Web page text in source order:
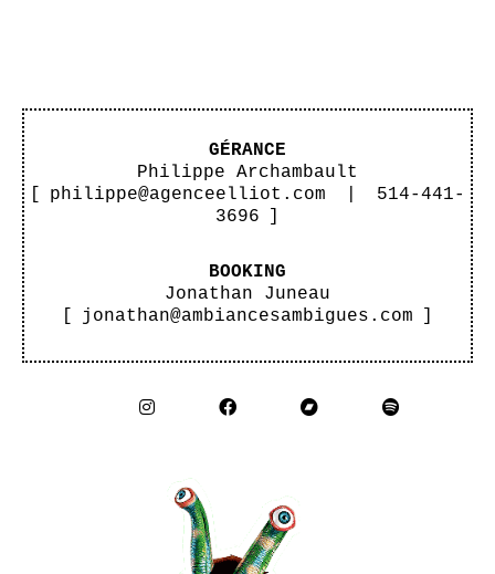
GÉRANCE
Philippe Archambault
[
philippe@agenceelliot.com
514-441-
3696
]
BOOKING
Jonathan Juneau
[
jonathan@ambiancesambigues.com ]